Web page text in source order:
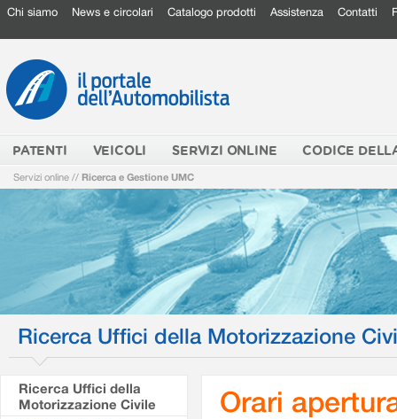
Chi siamo News e circolari Catalogo prodotti Assistenza Contatti
PATENTI VEICOLI SERVIZI ONLINE CODICE
Servizi online // Ricerca e Gestione UMC
Ricerca Uffici della Motorizzazione
Ricerca Uffici della
Motorizzazione Civile
Orari